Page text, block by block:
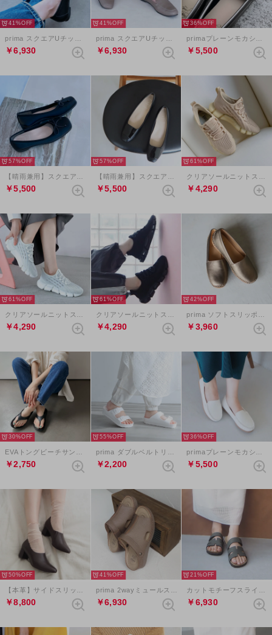
41%
￥6,930
41%
￥6,930
36%
￥5,500
57%
￥5,500
57%
￥5,500
61%
￥4,290
61%
￥4,290
61%
￥4,290
42%
￥3,960
30%
￥2,750
55%
￥2,200
36%
￥5,500
50%
￥8,800
41%
￥6,930
21%
￥6,930